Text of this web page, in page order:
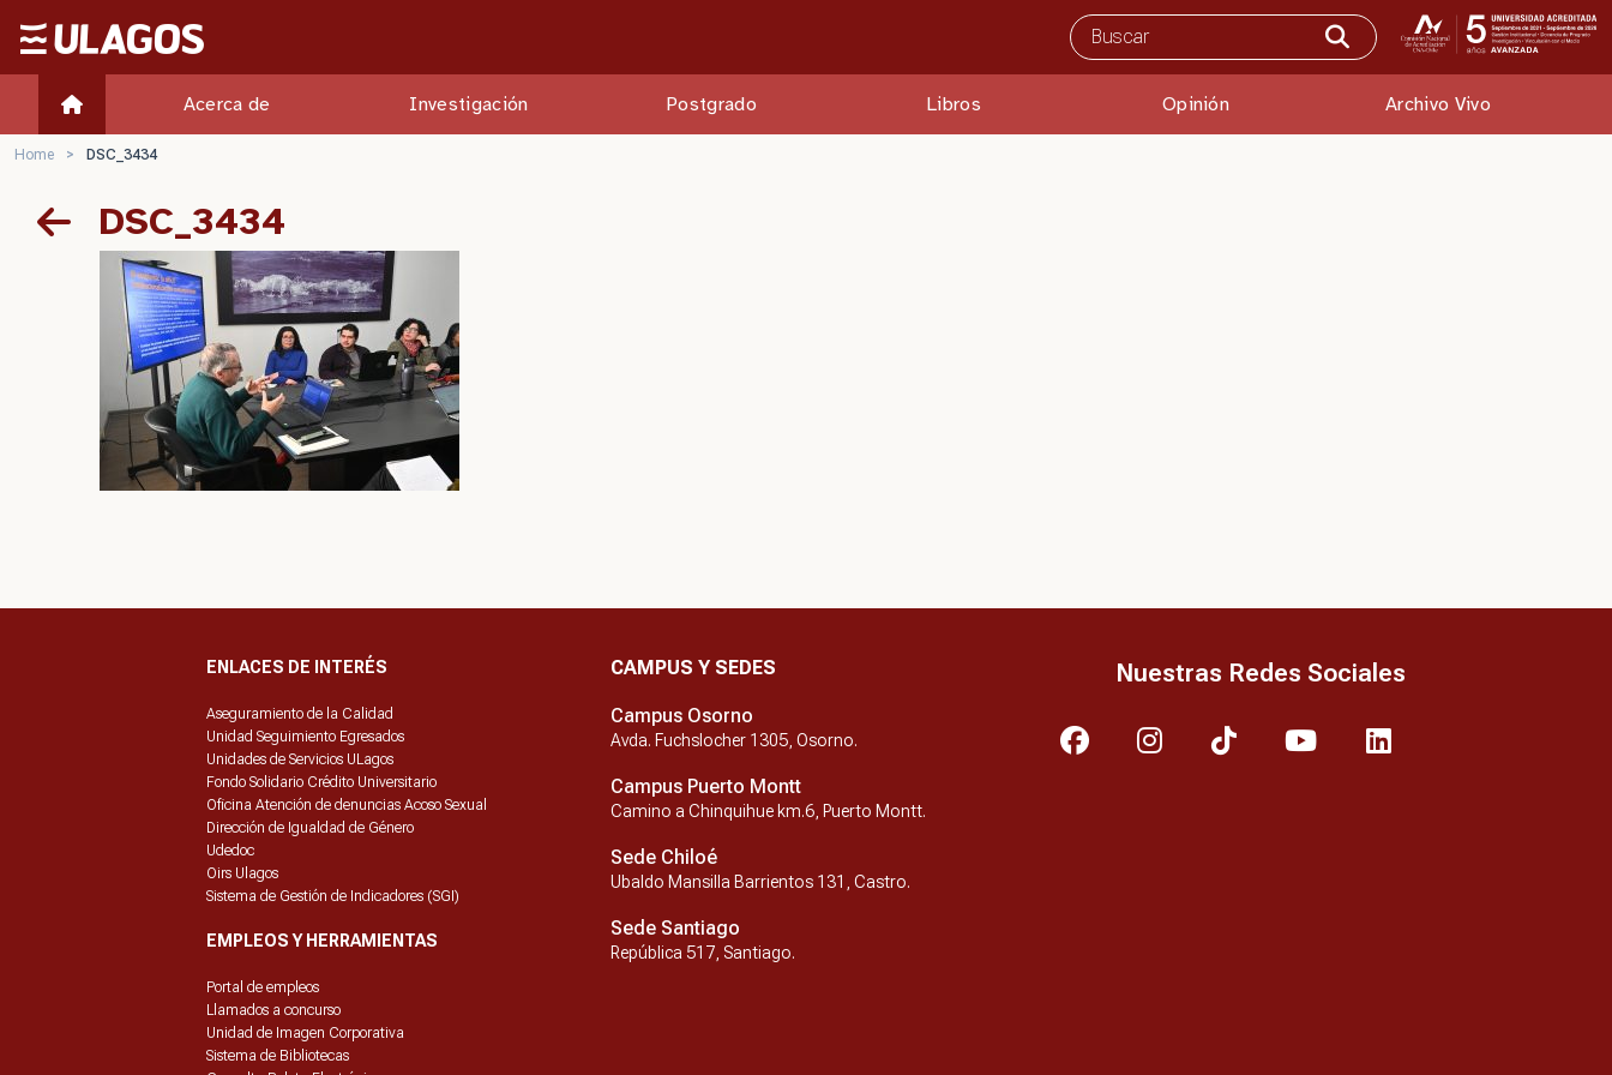
Ulagos Template
Acerca de Investigación Postgrado Libros Opinión Archivo Vivo
Home > DSC_3434
DSC_3434
ENLACES DE INTERÉS
Aseguramiento de la Calidad
Unidad Seguimiento Egresados
Unidades de Servicios ULagos
Fondo Solidario Crédito Universitario
Oficina Atención de denuncias Acoso Sexual
Dirección de Igualdad de Género
Udedoc
Oirs Ulagos
Sistema de Gestión de Indicadores (SGI)
EMPLEOS Y HERRAMIENTAS
Portal de empleos
Llamados a concurso
Unidad de Imagen Corporativa
Sistema de Bibliotecas
CAMPUS Y SEDES
Campus Osorno
Avda. Fuchslocher 1305, Osorno.
Campus Puerto Montt
Camino a Chinquihue km.6, Puerto Montt.
Sede Chiloé
Ubaldo Mansilla Barrientos 131, Castro.
Sede Santiago
República 517, Santiago.
Nuestras Redes Sociales